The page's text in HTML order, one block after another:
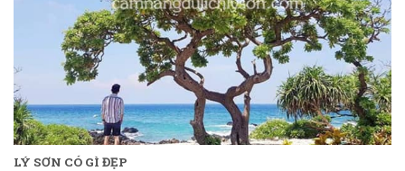
LÝ SƠN CÓ GÌ ĐẸP